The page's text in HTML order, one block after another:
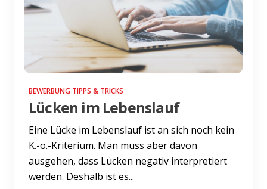
BEWERBUNG TIPPS & TRICKS
Lücken im Lebenslauf
Eine Lücke im Lebenslauf ist an sich noch kein
K.-o.-Kriterium. Man muss aber davon
ausgehen, dass Lücken negativ interpretiert
werden. Deshalb ist es...